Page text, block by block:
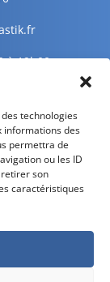
technologies
informations des
permettra de
ou les ID
retirer son
caractéristiques
à 19h00